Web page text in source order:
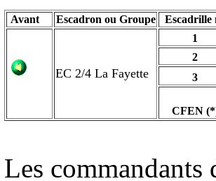
Avant Escadron ou Groupe Escadrille
EC 2/4 La Fayette
1
2
3
CFEN
Les commandants